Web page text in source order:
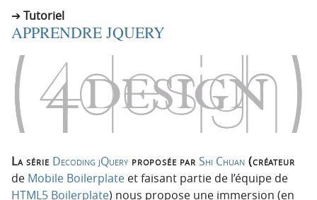
Tutoriel
APPRENDRE JQUERY
La série Decoding jQuery proposée par Shi Chuan (créateur
de Mobile Boilerplate et faisant partie de l’équipe de
HTML5 Boilerplate) nous propose une immersion (en